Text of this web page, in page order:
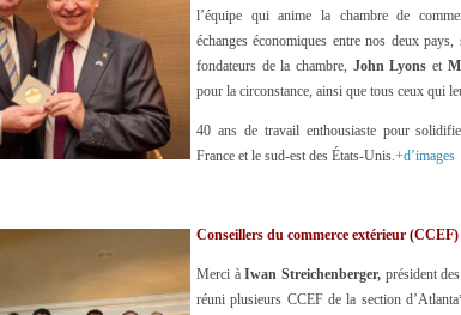
l’équipe qui anime la chambre de
échanges économiques entre nos deux
fondateurs de la chambre, John Lyons et
pour la circonstance, ainsi que tous ceux qui
40 ans de travail enthousiaste pour
France et le sud-est des États-Unis.+d’images
Conseillers du commerce extérieur (CCEF)
Merci àIwan Streichenberger,président
réuni plusieurs CCEF de la section